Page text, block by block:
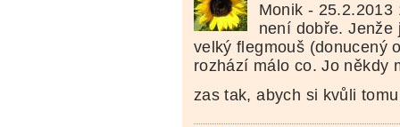
Monik -
není dobře. Jenže
velký flegmouš (donucený
rozhází málo co. Jo někdy
zas tak, abych si kvůli